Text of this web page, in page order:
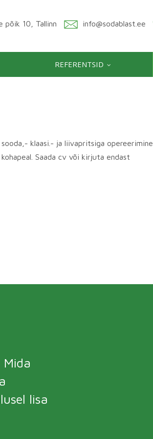
põik 10, Tallinn info@sodablast.ee
REFERENTSID
klaasi.- ja liivapritsiga opereerimine,
Saada cv või kirjuta endast
lisa